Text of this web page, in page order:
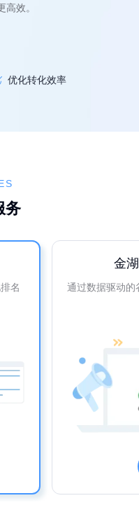
效。
优化转化效率
务
名
金
通过数据驱动的